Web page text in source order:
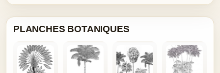
PLANCHES BOTANIQUES